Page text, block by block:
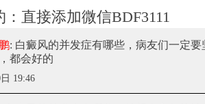
直接添加微信BDF3111
: 白癜风的并发症有哪些，病友们一定
都会好的
19:46